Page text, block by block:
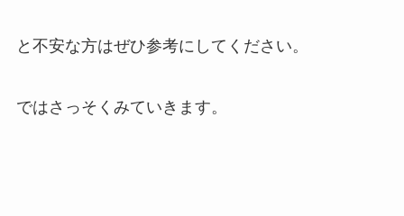
と不安な方はぜひ参考にしてください。
ではさっそくみていきます。